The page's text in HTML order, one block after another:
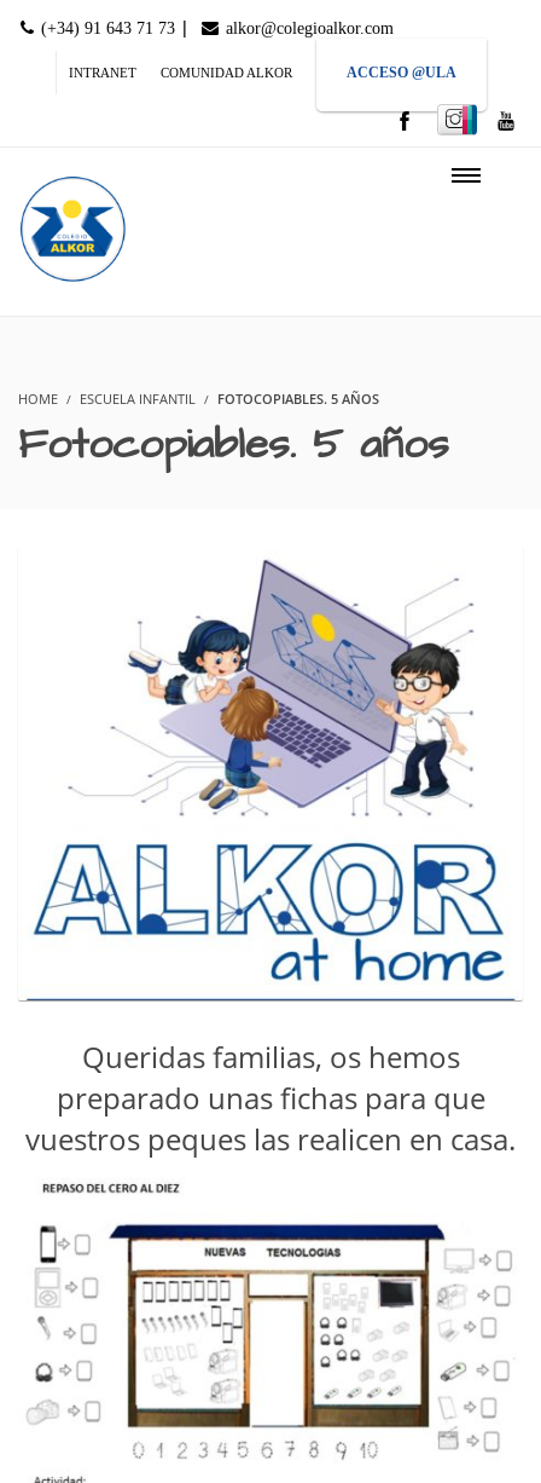
(+34) 91 643 71 73 | alkor@colegioalkor.com
INTRANET COMUNIDAD ALKOR ACCESO @ULA
HOME ESCUELA INFANTIL FOTOCOPIABLES. 5 AÑOS
Fotocopiables. 5 años
Queridas familias, os hemos
preparado unas fichas para que
vuestros peques las realicen en casa.